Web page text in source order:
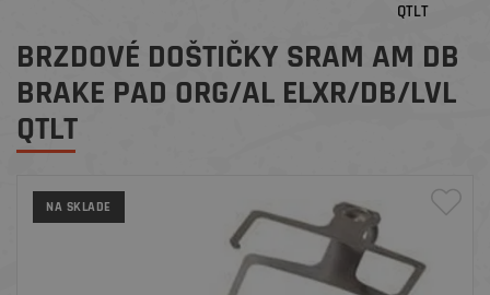
QTLT
BRZDOVÉ DOŠTIČKY SRAM AM DB
BRAKE PAD ORG/AL ELXR/DB/LVL
QTLT
NA SKLADE